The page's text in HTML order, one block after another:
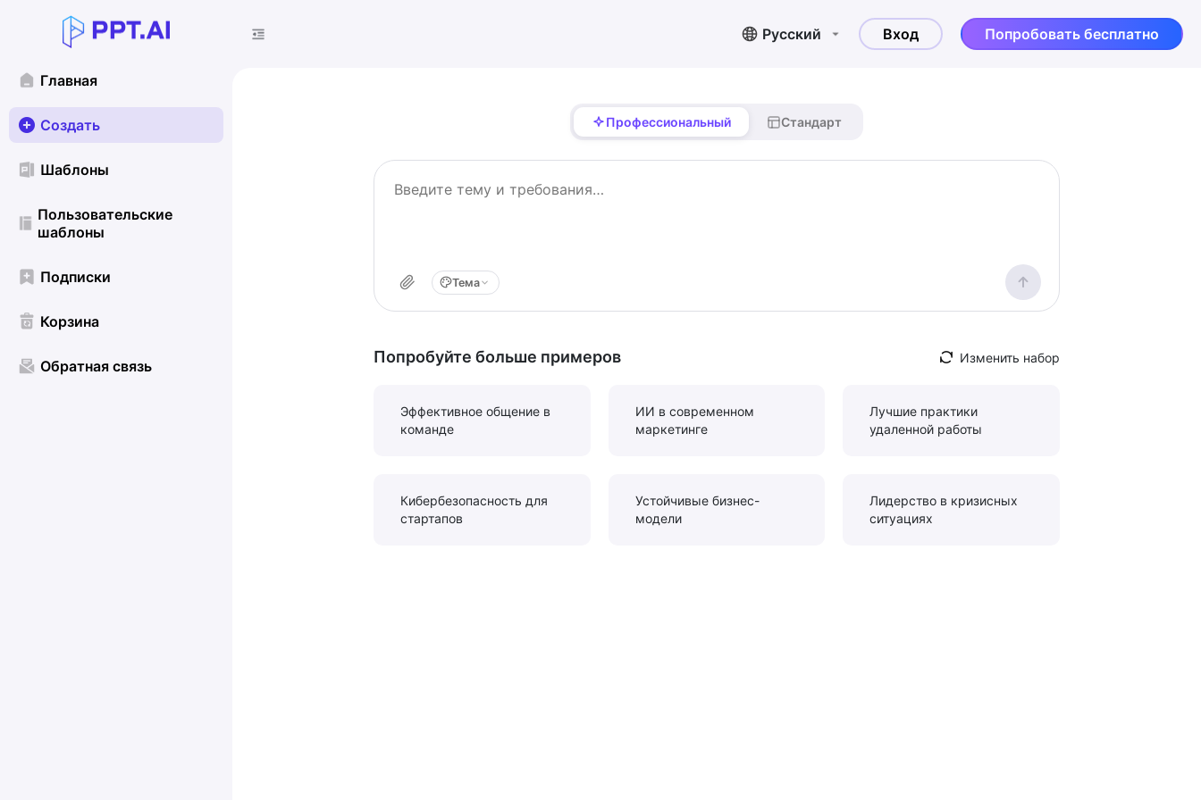
Главная
Создать
Шаблоны
Пользовательские
шаблоны
Подписки
Корзина
Обратная связь
Русский Вход Попробовать бесплатно
Профессиональный Стандарт
Тема
Попробуйте больше примеров Изменить набор
Эффективное общение в
команде
ИИ в современном
маркетинге
Лучшие практики
удаленной работы
Кибербезопасность для
стартапов
Устойчивые бизнес-
модели
Лидерство в кризисных
ситуациях